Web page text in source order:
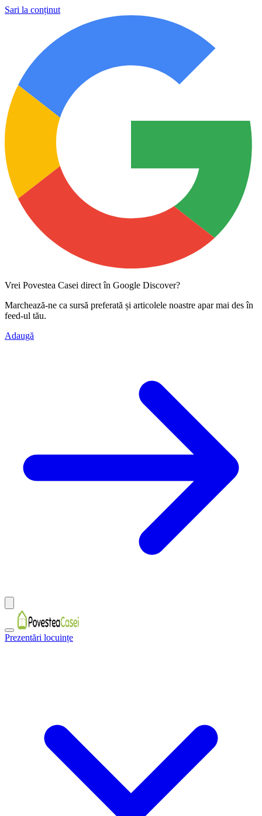
Sari la conținut
Vrei Povestea Casei direct în Google Discover?
Marchează-ne ca sursă preferată și articolele noastre apar mai des în
feed-ul tău.
Adaugă
Prezentări locuințe